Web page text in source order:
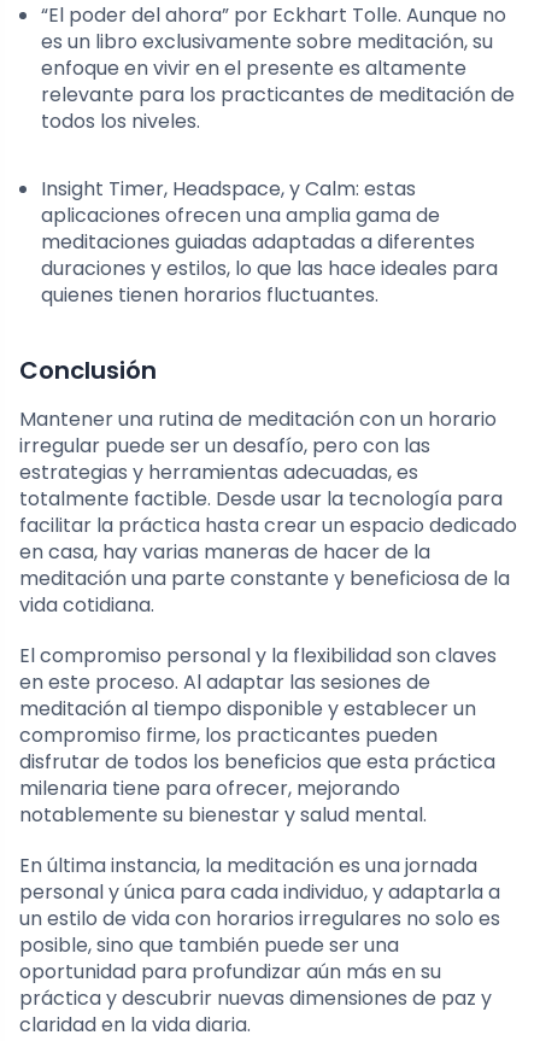
“El poder del ahora” por Eckhart Tolle. Aunque no
es un libro exclusivamente sobre meditación, su
enfoque en vivir en el presente es altamente
relevante para los practicantes de meditación de
todos los niveles.
Insight Timer, Headspace, y Calm: estas
aplicaciones ofrecen una amplia gama de
meditaciones guiadas adaptadas a diferentes
duraciones y estilos, lo que las hace ideales para
quienes tienen horarios fluctuantes.
Conclusión
Mantener una rutina de meditación con un horario
irregular puede ser un desafío, pero con las
estrategias y herramientas adecuadas, es
totalmente factible. Desde usar la tecnología para
facilitar la práctica hasta crear un espacio dedicado
en casa, hay varias maneras de hacer de la
meditación una parte constante y beneficiosa de la
vida cotidiana.
El compromiso personal y la flexibilidad son claves
en este proceso. Al adaptar las sesiones de
meditación al tiempo disponible y establecer un
compromiso firme, los practicantes pueden
disfrutar de todos los beneficios que esta práctica
milenaria tiene para ofrecer, mejorando
notablemente su bienestar y salud mental.
En última instancia, la meditación es una jornada
personal y única para cada individuo, y adaptarla a
un estilo de vida con horarios irregulares no solo es
posible, sino que también puede ser una
oportunidad para profundizar aún más en su
práctica y descubrir nuevas dimensiones de paz y
claridad en la vida diaria.